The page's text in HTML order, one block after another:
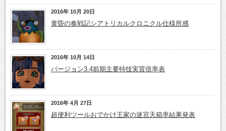
2016年 10月 20日
黄昏の奏戦記シアトリカルクロニクル仕様所感
2016年 10月 14日
バージョン3.4前期主要特技実質倍率表
2016年 4月 27日
超便利ツールおでかけ王家の迷宮天箱率結果発表